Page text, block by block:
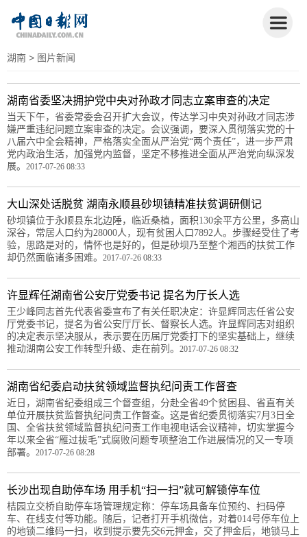
湖南 > 图片新闻
湖南省委坚决拥护党中央对孙政才同志立案审查的决定
当天下午，省委常委会召开扩大会议，传达学习中央对孙政才同志涉
嫌严重违纪问题立案审查的决定。会议强调，要深入贯彻落实党的十
八届六中全会精神，严格落实全面从严治党“两个责任”，进一步严肃
党内政治生活，加强党内监督，坚定不移推进全面从严治党向纵深发
展。 2017-07-26 08:33
大山深处话脱贫 湖南永顺县砂坝镇精准扶贫调研侧记
砂坝镇位于永顺县东北边陲，临近桑植，面积130余平方公里，多高山
深谷，常居人口约为28000人，现有贫困人口7892人。步骤经受住了考
验，思路是对的，情怀也是好的，但是砂坝乃至整个湘西的扶贫工作
却仍然面临诸多困难。 2017-07-26 08:33
许显辉任湖南省公安厅党委书记 提名为厅长人选
王少峰同志首先代表省委宣布了有关任职决定：许显辉同志任省公安
厅党委书记，提名为省公安厅厅长、督察长人选。许显辉同志对组织
的决定表示坚决服从，表示要在历届厅党委打下的坚实基础上，继续
推动湖南公安工作转型升级、走在前列。 2017-07-26 08:32
湖南省纪委启动扶贫领域监督执纪问责工作督查
近日，湖南省纪委组成三个督查组，分赴全省49个贫困县、省直有关
单位开展扶贫监督执纪问责工作督查。这是省纪委贯彻落实7月3日全
国、全省扶贫领域监督执纪问责工作电视电话会议精神，切实掌握今
年以来全省“雁过拔毛”式腐败问题专项整治工作进展情况的又一专项
部署。 2017-07-26 08:28
长沙出现自助停车场 用手机“扫一扫”就可解锁停车位
桔园立交桥自助停车场管理规定称：停车场具备车位预约、扫码停
车、在线支付等功能。随后，记者打开手机微信，对着014号停车位上
的地锁二维码一扫，收到提示要先交6元押金，交了押金后，地锁马上